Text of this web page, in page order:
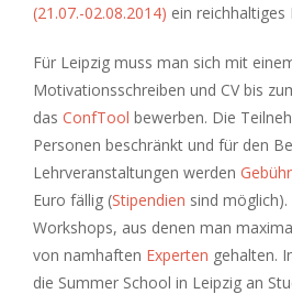
(21.07.-02.08.2014) ein reichhaltiges
Für Leipzig muss man sich mit
Motivationsschreiben und CV bis
das ConfTool bewerben. Die
Personen beschränkt und für den
Lehrveranstaltungen werden
Euro fällig (Stipendien sind
Workshops, aus denen man
von namhaften Experten gehalten.
die Summer School in Leipzig an